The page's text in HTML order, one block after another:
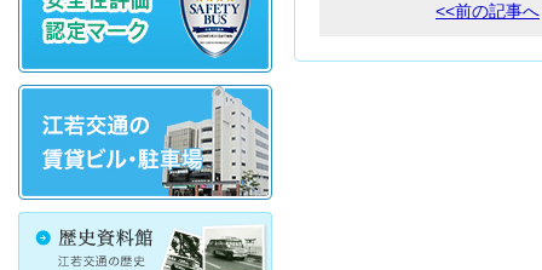
<<前の記事へ